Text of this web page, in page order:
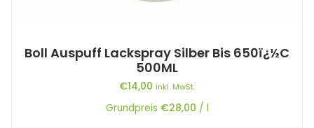
Boll Auspuff Lackspray Silber Bis 650ï¿½C
500ML
€14,00 inkl. MwSt.
Grundpreis €28,00 / l